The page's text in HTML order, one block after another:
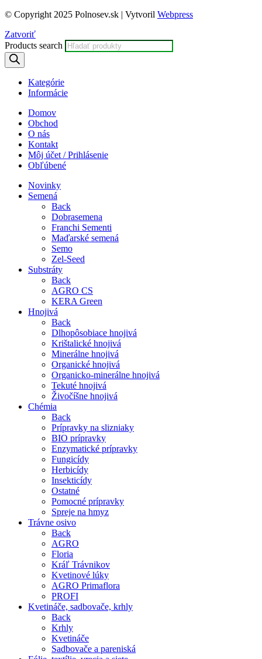
© Copyright 2025 Polnosev.sk | Vytvoril Webpress
Zatvoriť
Products search
Kategórie
Informácie
Domov
Obchod
O nás
Kontakt
Môj účet / Prihlásenie
Obľúbené
Novinky
Semená
Back
Dobrasemena
Franchi Sementi
Maďarské semená
Semo
Zel-Seed
Substráty
Back
AGRO CS
KERA Green
Hnojivá
Back
Dlhopôsobiace hnojivá
Krištalické hnojivá
Minerálne hnojivá
Organické hnojivá
Organicko-minerálne hnojivá
Tekuté hnojivá
Živočíšne hnojivá
Chémia
Back
Prípravky na slizniaky
BIO prípravky
Enzymatické prípravky
Fungicídy
Herbicídy
Insekticídy
Ostatné
Pomocné prípravky
Spreje na hmyz
Trávne osivo
Back
AGRO
Floria
Kráľ Trávnikov
Kvetinové lúky
AGRO Primaflora
PROFI
Kvetináče, sadbovače, krhly
Back
Krhly
Kvetináče
Sadbovače a pareniská